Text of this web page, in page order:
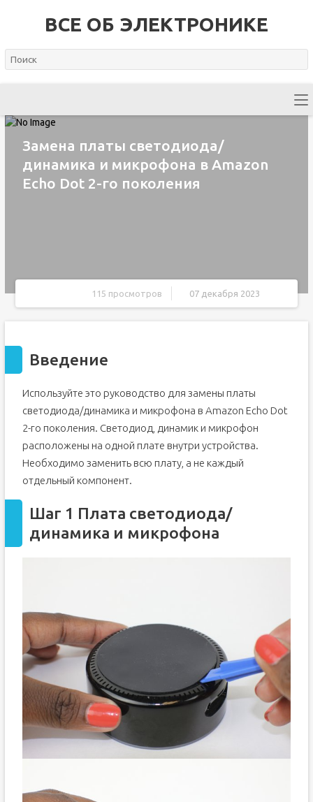
ВСЕ ОБ ЭЛЕКТРОНИКЕ
Замена платы светодиода/
динамика и микрофона в Amazon
Echo Dot 2-го поколения
115 просмотров 07 декабря 2023
Введение
Используйте это руководство для замены платы
светодиода/динамика и микрофона в Amazon Echo Dot
2-го поколения. Светодиод, динамик и микрофон
расположены на одной плате внутри устройства.
Необходимо заменить всю плату, а не каждый
отдельный компонент.
Шаг 1 Плата светодиода/
динамика и микрофона